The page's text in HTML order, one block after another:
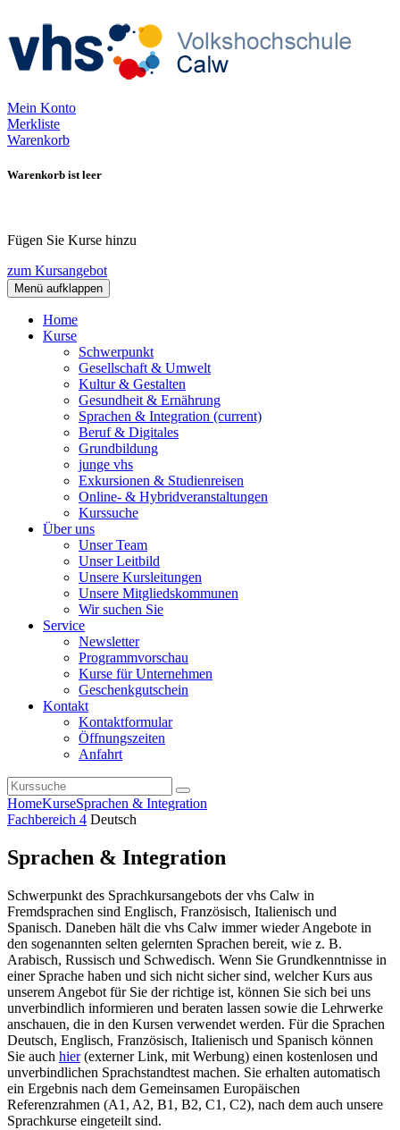
Mein Konto
Merkliste
Warenkorb
Warenkorb ist leer
Fügen Sie Kurse hinzu
zum Kursangebot
Menü aufklappen
Home
Kurse
Schwerpunkt
Gesellschaft & Umwelt
Kultur & Gestalten
Gesundheit & Ernährung
Sprachen & Integration (current)
Beruf & Digitales
Grundbildung
junge vhs
Exkursionen & Studienreisen
Online- & Hybridveranstaltungen
Kurssuche
Über uns
Unser Team
Unser Leitbild
Unsere Kursleitungen
Unsere Mitgliedskommunen
Wir suchen Sie
Service
Newsletter
Programmvorschau
Kurse für Unternehmen
Geschenkgutschein
Kontakt
Kontaktformular
Öffnungszeiten
Anfahrt
HomeKurseSprachen & Integration
Fachbereich 4 Deutsch
Sprachen & Integration
Schwerpunkt des Sprachkursangebots der vhs Calw in
Fremdsprachen sind Englisch, Französisch, Italienisch und
Spanisch. Daneben hält die vhs Calw immer wieder Angebote in
den sogenannten selten gelernten Sprachen bereit, wie z. B.
Arabisch, Russisch und Schwedisch. Wenn Sie Grundkenntnisse in
einer Sprache haben und sich nicht sicher sind, welcher Kurs aus
unserem Angebot für Sie der richtige ist, können Sie sich bei uns
unverbindlich infor­mieren und beraten lassen sowie die Lehrwerke
anschauen, die in den Kursen verwendet werden. Für die Sprachen
Deutsch, Englisch, Französisch, Italienisch und Spanisch können
Sie auch hier(externer Link, mit Werbung) einen kostenlosen und
unverbindlichen Sprachstandtest machen. Sie erhalten automatisch
ein Ergebnis nach dem Gemeinsamen Europäischen
Referenzrahmen (A1, A2, B1, B2, C1, C2), nach dem auch unsere
Sprachkurse eingeteilt sind.